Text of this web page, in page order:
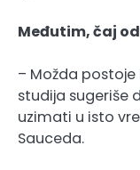
Međutim, čaj
– Možda
studija sugeriše
uzimati u isto
Sauceda.